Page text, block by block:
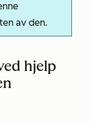
av den.
hjelp